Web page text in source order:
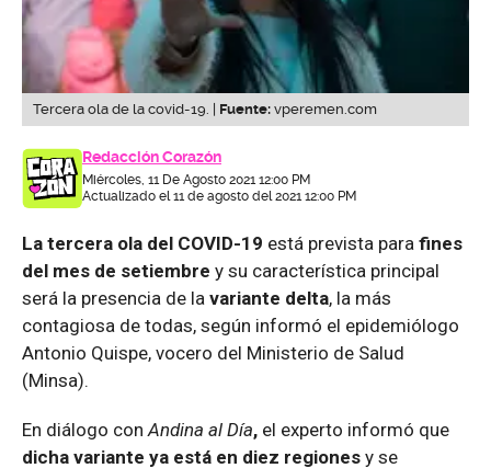
Tercera ola de la covid-19. | Fuente: vperemen.com
Redacción Corazón
Miércoles, 11 De Agosto 2021 12:00 PM
Actualizado el 11 de agosto del 2021 12:00 PM
La tercera ola del COVID-19 está prevista para fines
del mes de setiembre y su característica principal
será la presencia de la variante delta, la más
contagiosa de todas, según informó el epidemiólogo
Antonio Quispe, vocero del Ministerio de Salud
(Minsa).
En diálogo conAndina al Día, el experto informó que
dicha variante ya está en diez regiones y se